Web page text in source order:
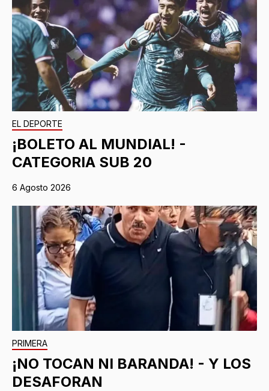
EL DEPORTE
¡BOLETO AL MUNDIAL! -
CATEGORIA SUB 20
6 Agosto 2026
PRIMERA
¡NO TOCAN NI BARANDA! - Y LOS
DESAFORAN